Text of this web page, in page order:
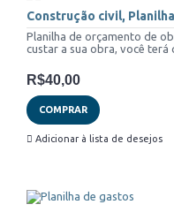
Construção civil,
Planilha de orçamento de
custar a sua obra, você terá
R$40,00
COMPRAR
Adicionar à lista de desejos